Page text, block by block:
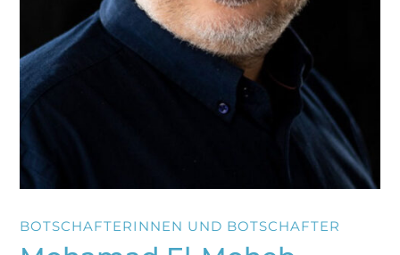
BOTSCHAFTERINNEN UND BOTSCHAFTER